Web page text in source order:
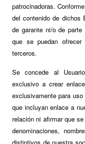
patrocinadoras.
del contenido de dichos
de garante ni/o de
que se puedan
terceros.
Se concede al
exclusivo a crear
exclusivamente para
que incluyan enlace a
relación ni afirmar que
denominaciones,
distintivos de nuestra